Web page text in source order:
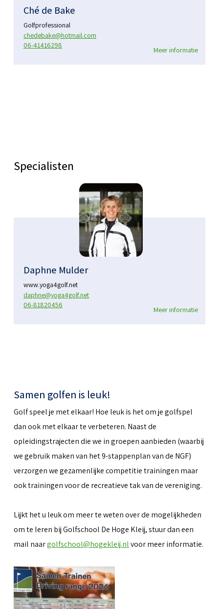
Ché de Bake
Golfprofessional
chedebake@hotmail.com
06-41416298
Meer informatie
Specialisten
Daphne Mulder
www.yoga4golf.net
daphne@yoga4golf.net
06-81820456
Meer informatie
Samen golfen is leuk!
Golf speel je met elkaar! Hoe leuk is het om je golfspel
dan ook met elkaar te verbeteren. Naast de
opleidingstrajecten die we in groepen aanbieden (waarbij
we gebruik maken van het 9-stappenplan van de NGF)
verzorgen we gezamenlijke competitie trainingen maar
ook trainingen voor de recreatieve tak van de vereniging.
Lijkt het u leuk om meer te weten over de mogelijkheden
om te leren bij Golfschool De Hoge Kleij, stuur dan een
mail naargolfschool@hogekleij.nlvoor meer informatie.